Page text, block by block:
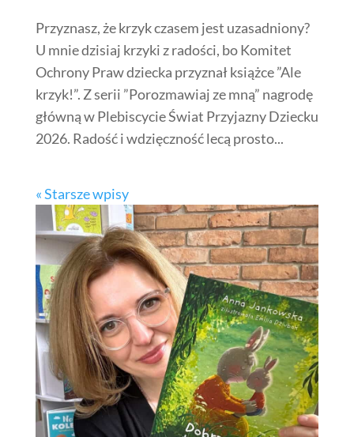
Przyznasz, że krzyk czasem jest uzasadniony?
U mnie dzisiaj krzyki z radości, bo Komitet
Ochrony Praw dziecka przyznał książce ”Ale
krzyk!”. Z serii ”Porozmawiaj ze mną” nagrodę
główną w Plebiscycie Świat Przyjazny Dziecku
2026. Radość i wdzięczność lecą prosto...
« Starsze wpisy